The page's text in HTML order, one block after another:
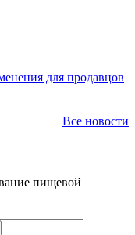
для продавцов
Все новости
пищевой